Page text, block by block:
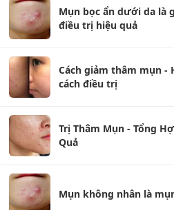
Mụn bọc ẩn dưới da là
điều trị hiệu quả
Cách giảm thâm mụn -
cách điều trị
Trị Thâm Mụn - Tổng
Quả
Mụn không nhân là